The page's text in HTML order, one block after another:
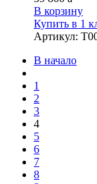
В корзину
Купить в 1
Артикул:
В начало
1
2
3
4
5
6
7
8